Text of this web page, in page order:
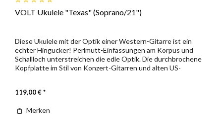
VOLT Ukulele "Texas" (Soprano/21")
Diese Ukulele mit der Optik einer Western-Gitarre ist ein
echter Hingucker! Perlmutt-Einfassungen am Korpus und
Schallloch unterstreichen die edle Optik. Die durchbrochene
Kopfplatte im Stil von Konzert-Gitarren und alten US-
119,00 € *
Merken